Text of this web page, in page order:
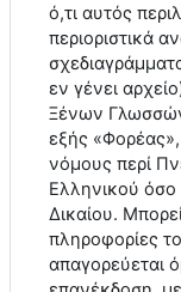
ό,τι αυτός
περιοριστικά
εν γένει
Ξένων
εξής
νόμους περί
Ελληνικού όσο
Δικαίου.
πληροφορίες
απαγορεύεται